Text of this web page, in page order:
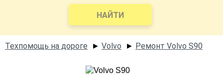
НАЙТИ
Техпомощь на дороге ► Volvo ► Ремонт Volvo S90